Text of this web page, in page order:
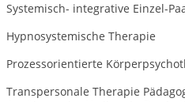
Systemisch- integrative Einzel-
Hypnosystemische Therapie
Prozessorientierte
Transpersonale Therapie